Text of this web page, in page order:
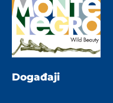
Događaji